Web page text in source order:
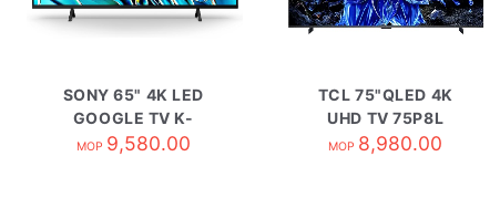
SONY 65" 4K LED
GOOGLE TV K-
65S30
MOP 9,580.00
TCL 75"QLED 4K
UHD TV 75P8L
MOP 8,980.00